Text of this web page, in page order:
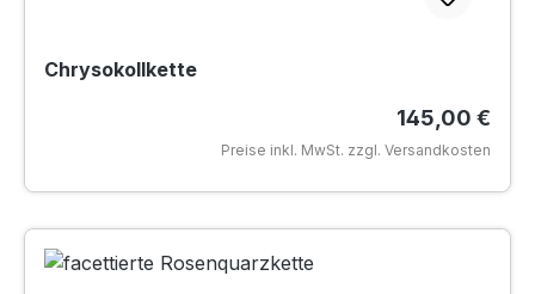
Chrysokollkette
Regulärer
145,00 €
Preise inkl. MwSt. zzgl. Versandkosten